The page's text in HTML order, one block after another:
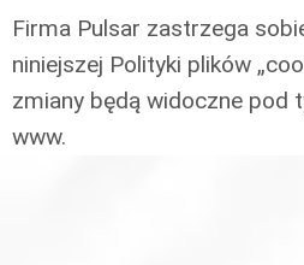
Firma Pulsar zastrzega
niniejszej Polityki plików
zmiany będą widoczne pod
www.